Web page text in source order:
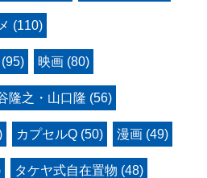
(110)
映画 (80)
隆之・山口隆 (56)
カプセルQ (50) 漫画 (49)
タケヤ式自在置物 (48)